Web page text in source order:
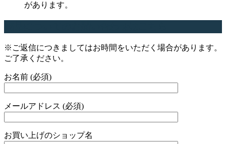
があります。
※ご返信につきましてはお時間をいただく場合があります。
ご了承ください。
お名前 (必須)
メールアドレス (必須)
お買い上げのショップ名